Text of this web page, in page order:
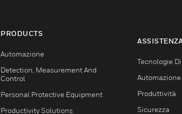
PRODUCTS
Automazione
Detection, Measurement And
Control
Personal Protective Equipment
Productivity Solutions
Tecnologie
Automazione
Produttività
Sicurezza